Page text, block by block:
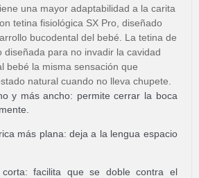
una mayor adaptabilidad a la carita
tetina fisiológica SX Pro, diseñado
bucodental del bebé. La tetina de
diseñada para no invadir la cavidad
bebé la misma sensación que
natural cuando no lleva chupete.
y más ancho: permite cerrar la boca
más plana: deja a la lengua espacio
corta: facilita que se doble contra el